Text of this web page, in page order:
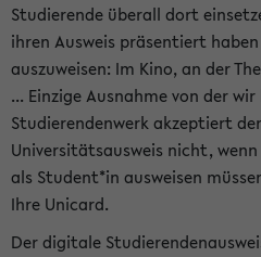
Studierende überall dort
ihren Ausweis präsentiert
auszuweisen: Im Kino, an der
... Einzige Ausnahme von der
Studierendenwerk akzeptiert
Universitätsausweis nicht, wenn
als Student*in ausweisen
Ihre Unicard.
Der digitale